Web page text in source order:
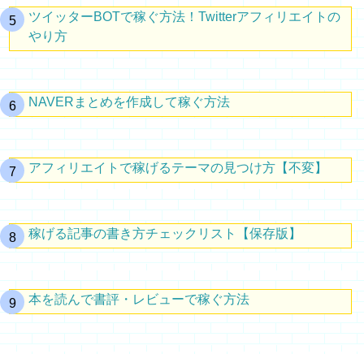
ツイッターBOTで稼ぐ方法！Twitterアフィリエイトの
やり方
NAVERまとめを作成して稼ぐ方法
アフィリエイトで稼げるテーマの見つけ方【不変】
稼げる記事の書き方チェックリスト【保存版】
本を読んで書評・レビューで稼ぐ方法